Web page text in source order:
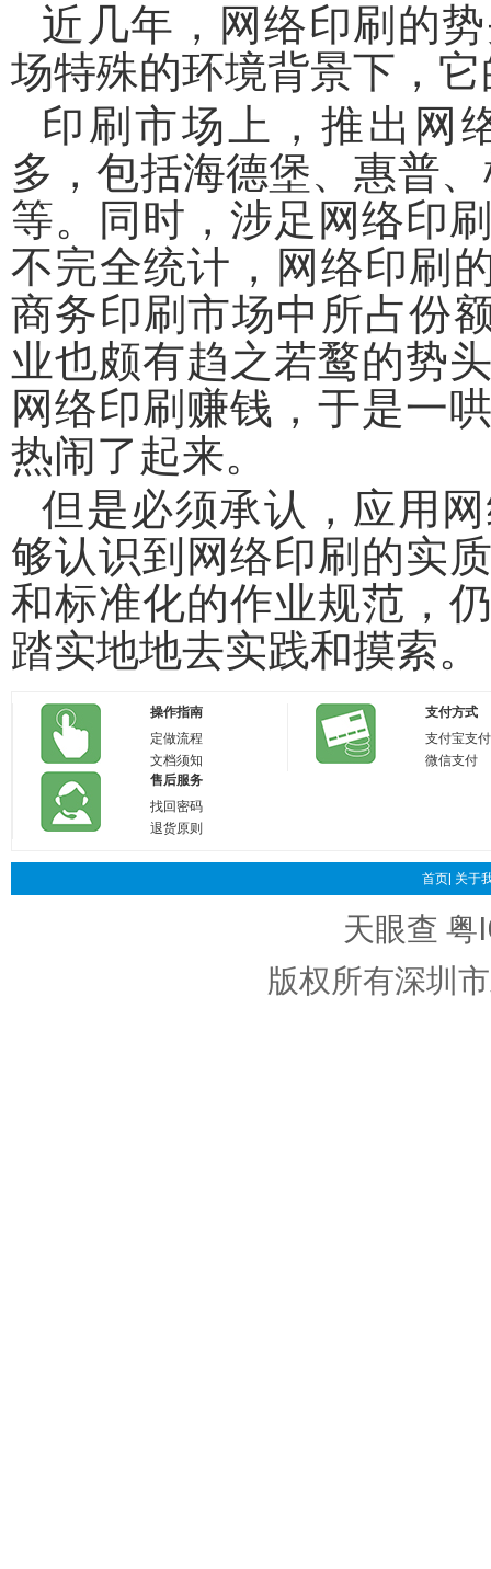
近几年，网络印刷的
场特殊的环境背景下，
印刷市场上，推出网
多，包括海德堡、惠普
等。同时，涉足网络印
不完全统计，网络印刷
商务印刷市场中所占份
业也颇有趋之若鹜的势
网络印刷赚钱，于是一
热闹了起来。
但是必须承认，应用
够认识到网络印刷的实
和标准化的作业规范，
踏实地地去实践和摸索。
操作指南
定做流程
文档须知
支付方式
支付宝支付
微信支付
售后服务
找回密码
退货原则
首页| 关于
天眼查 粤
版权所有深圳